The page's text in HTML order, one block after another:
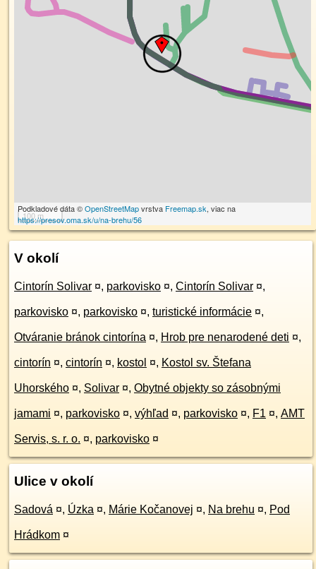
100 m
Podkladové dáta ©OpenStreetMapvrstva Freemap.sk, viac na
https://presov.oma.sk/u/na-brehu/56
V okolí
Cintorín Solivar ¤, parkovisko ¤, Cintorín Solivar ¤,
parkovisko ¤, parkovisko ¤, turistické informácie ¤,
Otváranie bránok cintorína ¤, Hrob pre nenarodené deti ¤,
cintorín ¤, cintorín ¤, kostol ¤, Kostol sv. Štefana
Uhorského ¤, Solivar ¤, Obytné objekty so zásobnými
jamami ¤, parkovisko ¤, výhľad ¤, parkovisko ¤, F1 ¤, AMT
Servis, s. r. o. ¤, parkovisko ¤
Ulice v okolí
Sadová ¤, Úzka ¤, Márie Kočanovej ¤, Na brehu ¤, Pod
Hrádkom ¤